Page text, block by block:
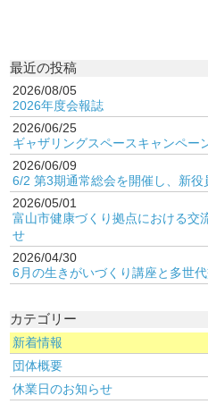
最近の投稿
2026/08/05
2026年度会報誌
2026/06/25
ギャザリングスペースキャンペー
2026/06/09
6/2 第3期通常総会を開催し、新役
2026/05/01
富山市健康づくり拠点における交
せ
2026/04/30
6月の生きがいづくり講座と多世
カテゴリー
新着情報
団体概要
休業日のお知らせ